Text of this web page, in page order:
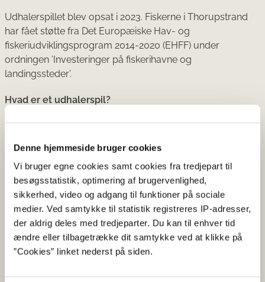
Denne hjemmeside bruger cookies
Vi bruger egne cookies samt cookies fra tredjepart til
besøgsstatistik, optimering af brugervenlighed,
sikkerhed, video og adgang til funktioner på sociale
medier. Ved samtykke til statistik registreres IP-adresser,
der aldrig deles med tredjeparter. Du kan til enhver tid
ændre eller tilbagetrække dit samtykke ved at klikke på
”Cookies” linket nederst på siden.
Udhalerspillet blev opsat i 2023. Fiskerne i Thorupstrand
har fået støtte fra Det Europæiske Hav- og
fiskeriudviklingsprogram 2014-2020 (EHFF) under
ordningen ’Investeringer på fiskerihavne og
landingssteder’.
Hvad er et udhalerspil?
Et udhalerspil er et spil, der står på land og trækker
et spilhus, hvor spilmanden står og styrer spillet.
Fakta om støtte til kystfiskeri:
Fiskerne i Thorupstrand søgte Fiskeristyrelsen om
tilskud fra Det Europæiske Hav- og
fiskeriudviklingsprogram 2014-2020 (EHFF) under
ordningen ’Investeringer på fiskerihavne og